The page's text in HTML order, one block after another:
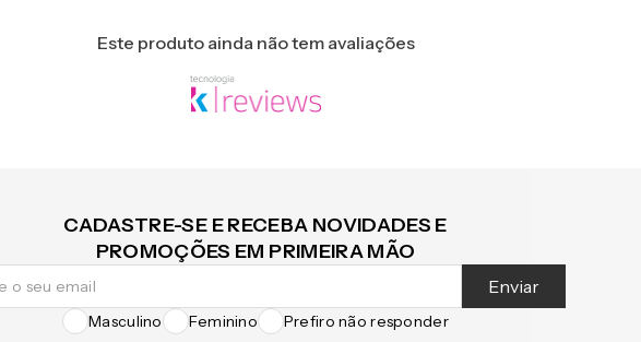
Este produto ainda não tem avaliações
CADASTRE-SE E RECEBA NOVIDADES E
PROMOÇÕES EM PRIMEIRA MÃO
Enviar
Masculino Feminino Prefiro não responder